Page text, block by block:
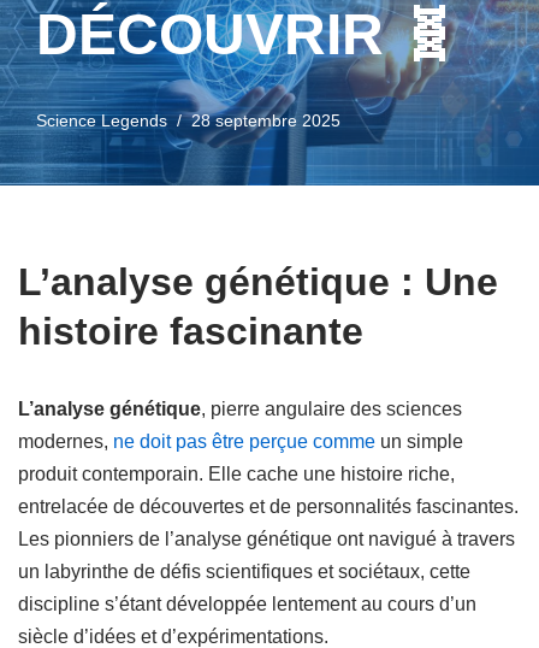
DÉCOUVRIR 🧬
Science Legends 28 septembre 2025
L’analyse génétique : Une
histoire fascinante
L’analyse génétique, pierre angulaire des sciences
modernes, ne doit pas être perçue comme un simple
produit contemporain. Elle cache une histoire riche,
entrelacée de découvertes et de personnalités fascinantes.
Les pionniers de l’analyse génétique ont navigué à travers
un labyrinthe de défis scientifiques et sociétaux, cette
discipline s’étant développée lentement au cours d’un
siècle d’idées et d’expérimentations.